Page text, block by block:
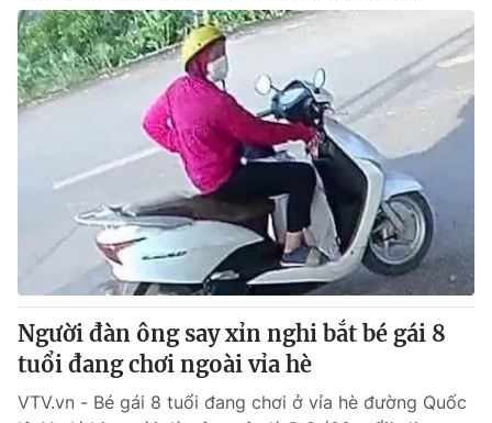
Người đàn ông say xỉn nghi bắt bé gái 8
tuổi đang chơi ngoài vỉa hè
VTV.vn - Bé gái 8 tuổi đang chơi ở vỉa hè đường Quốc